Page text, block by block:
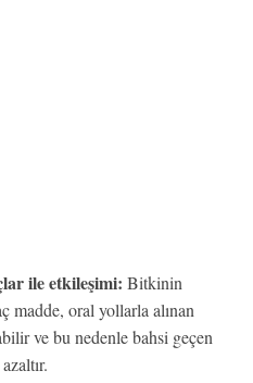
ile etkileşimi: Bitkinin
madde, oral yollarla alınan
ve bu nedenle bahsi geçen